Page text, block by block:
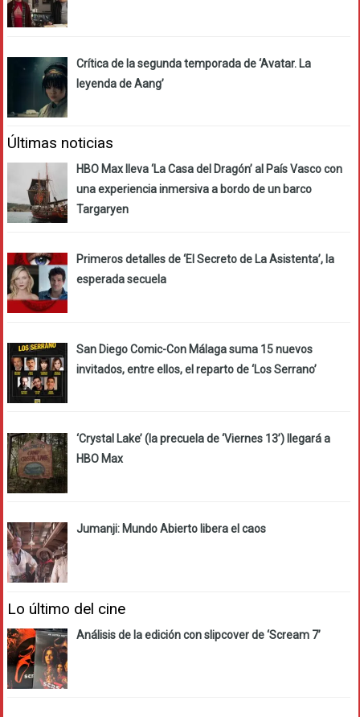
Crítica de la segunda temporada de ‘Avatar. La
leyenda de Aang’
Últimas noticias
HBO Max lleva ‘La Casa del Dragón’ al País Vasco con
una experiencia inmersiva a bordo de un barco
Targaryen
Primeros detalles de ‘El Secreto de La Asistenta’, la
esperada secuela
San Diego Comic-Con Málaga suma 15 nuevos
invitados, entre ellos, el reparto de ‘Los Serrano’
‘Crystal Lake’ (la precuela de ‘Viernes 13’) llegará a
HBO Max
Jumanji: Mundo Abierto libera el caos
Lo último del cine
Análisis de la edición con slipcover de ‘Scream 7’